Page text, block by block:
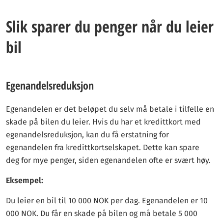
Slik sparer du penger når du leier
bil
Egenandelsreduksjon
Egenandelen er det beløpet du selv må betale i tilfelle en
skade på bilen du leier. Hvis du har et kredittkort med
egenandelsreduksjon, kan du få erstatning for
egenandelen fra kredittkortselskapet. Dette kan spare
deg for mye penger, siden egenandelen ofte er svært høy.
Eksempel:
Du leier en bil til 10 000 NOK per dag. Egenandelen er 10
000 NOK. Du får en skade på bilen og må betale 5 000